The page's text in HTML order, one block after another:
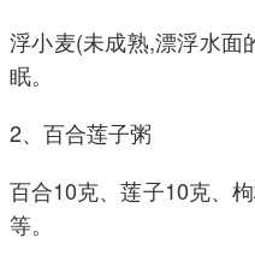
浮小麦(未成熟,漂浮水面
眠。
2、百合莲子粥
百合10克、莲子10克、
等。